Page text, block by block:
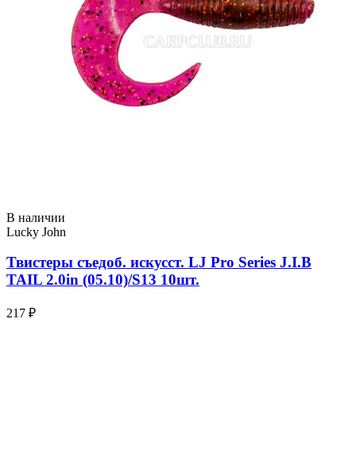
В наличии
Lucky John
Твистеры съедоб. искусст. LJ Pro Series J.I.B
TAIL 2.0in (05.10)/S13 10шт.
217 ₽